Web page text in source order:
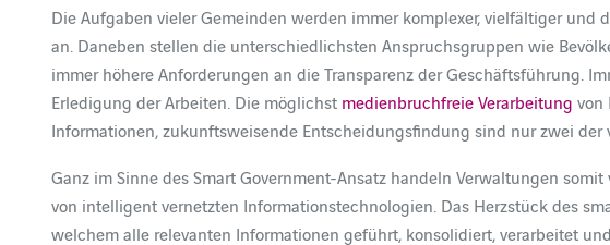
Die Aufgaben vieler Gemeinden werden immer komplexer, vielfältiger und
an. Daneben stellen die unterschiedlichsten Anspruchsgruppen wie
immer höhere Anforderungen an die Transparenz der Geschäftsführung.
Erledigung der Arbeiten. Die möglichst medienbruchfreie Verarbeitung von
Informationen, zukunftsweisende Entscheidungsfindung sind nur zwei
Ganz im Sinne des Smart Government-Ansatz handeln Verwaltungen
von intelligent vernetzten Informationstechnologien. Das Herzstück des
welchem alle relevanten Informationen geführt, konsolidiert, verarbeitet